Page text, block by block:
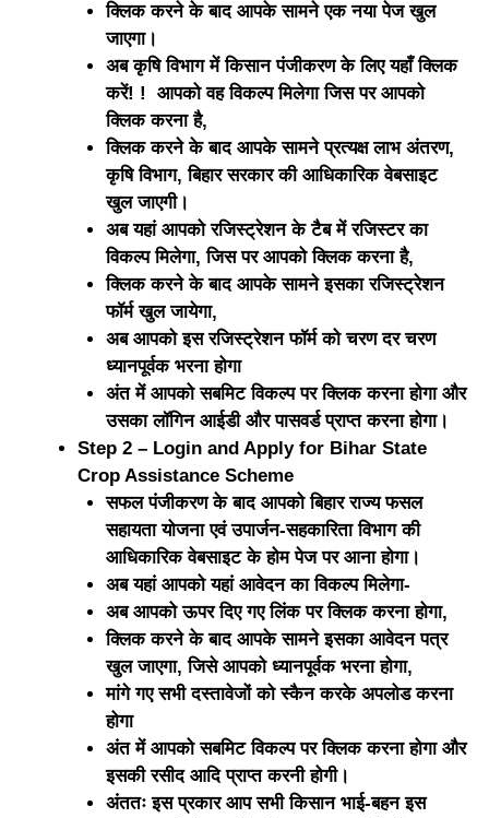
क्लिक करने के बाद आपके सामने एक नया पेज खुल
जाएगा।
अब कृषि विभाग में किसान पंजीकरण के लिए यहाँ क्लिक
करें! ! आपको वह विकल्प मिलेगा जिस पर आपको
क्लिक करना है,
क्लिक करने के बाद आपके सामने प्रत्यक्ष लाभ अंतरण,
कृषि विभाग, बिहार सरकार की आधिकारिक वेबसाइट
खुल जाएगी।
अब यहां आपको रजिस्ट्रेशन के टैब में रजिस्टर का
विकल्प मिलेगा, जिस पर आपको क्लिक करना है,
क्लिक करने के बाद आपके सामने इसका रजिस्ट्रेशन
फॉर्म खुल जायेगा,
अब आपको इस रजिस्ट्रेशन फॉर्म को चरण दर चरण
ध्यानपूर्वक भरना होगा
अंत में आपको सबमिट विकल्प पर क्लिक करना होगा और
उसका लॉगिन आईडी और पासवर्ड प्राप्त करना होगा।
Step 2 – Login and Apply for Bihar State
Crop Assistance Scheme
सफल पंजीकरण के बाद आपको बिहार राज्य फसल
सहायता योजना एवं उपार्जन-सहकारिता विभाग की
आधिकारिक वेबसाइट के होम पेज पर आना होगा।
अब यहां आपको यहां आवेदन का विकल्प मिलेगा-
अब आपको ऊपर दिए गए लिंक पर क्लिक करना होगा,
क्लिक करने के बाद आपके सामने इसका आवेदन पत्र
खुल जाएगा, जिसे आपको ध्यानपूर्वक भरना होगा,
मांगे गए सभी दस्तावेजों को स्कैन करके अपलोड करना
होगा
अंत में आपको सबमिट विकल्प पर क्लिक करना होगा और
इसकी रसीद आदि प्राप्त करनी होगी।
अंततः इस प्रकार आप सभी किसान भाई-बहन इस